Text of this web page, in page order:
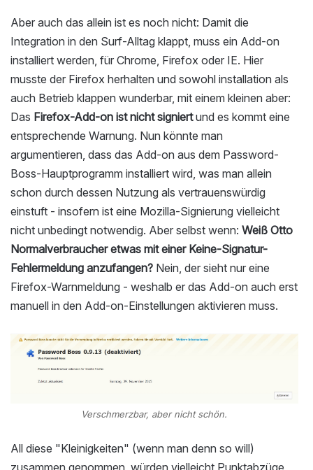
Aber auch das allein ist es noch nicht: Damit die
Integration in den Surf-Alltag klappt, muss ein Add-on
installiert werden, für Chrome, Firefox oder IE. Hier
musste der Firefox herhalten und sowohl installation als
auch Betrieb klappen wunderbar, mit einem kleinen aber:
Das Firefox-Add-on ist nicht signiertund es kommt eine
entsprechende Warnung. Nun könnte man
argumentieren, dass das Add-on aus dem Password-
Boss-Hauptprogramm installiert wird, was man allein
schon durch dessen Nutzung als vertrauenswürdig
einstuft - insofern ist eine Mozilla-Signierung vielleicht
nicht unbedingt notwendig. Aber selbst wenn: Weiß Otto
Normalverbraucher etwas mit einer Keine-Signatur-
Fehlermeldung anzufangen? Nein, der sieht nur eine
Firefox-Warnmeldung - weshalb er das Add-on auch erst
manuell in den Add-on-Einstellungen aktivieren muss.
Verschmerzbar, aber nicht schön.
All diese "Kleinigkeiten" (wenn man denn so will)